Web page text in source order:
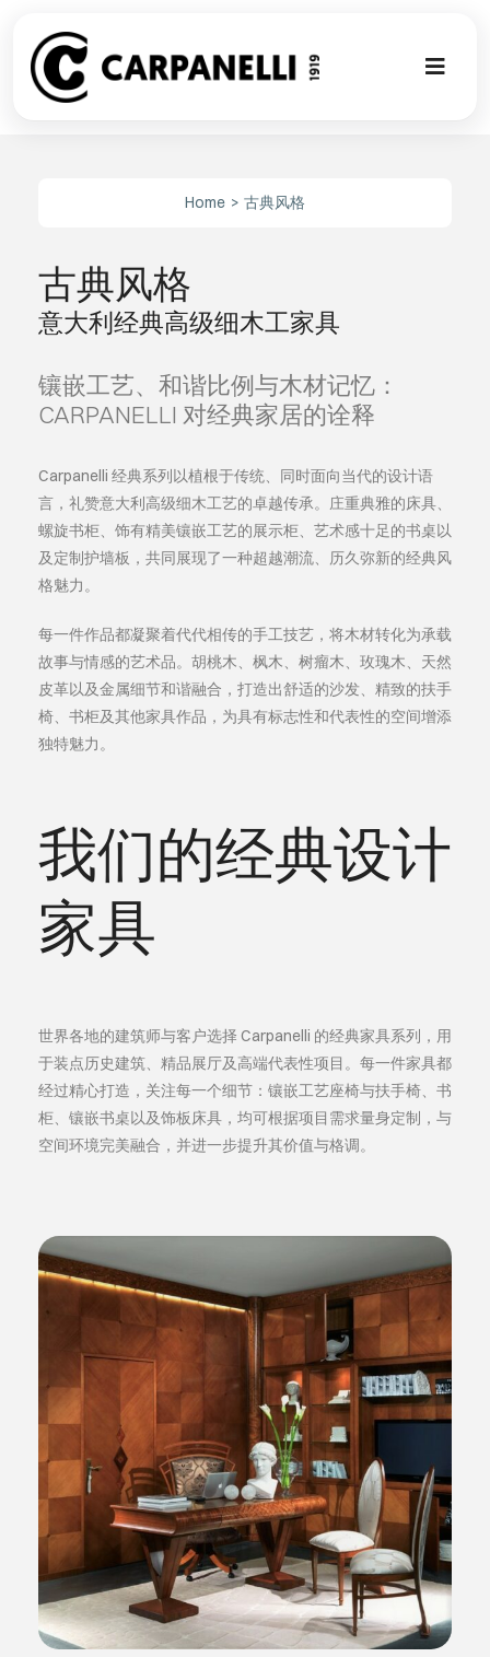
content
Toggle
可以翻译成
定制
关于我们
联系方式
古典风格
Home 古典风格
意大利经典高级细木工家具
镶嵌工艺、和谐比例与木材记忆：
CARPANELLI 对经典家居的诠释
Carpanelli 经典系列以植根于传统、同时面向当代的设计语
言，礼赞意大利高级细木工艺的卓越传承。庄重典雅的床具、
螺旋书柜、饰有精美镶嵌工艺的展示柜、艺术感十足的书桌以
及定制护墙板，共同展现了一种超越潮流、历久弥新的经典风
格魅力。
每一件作品都凝聚着代代相传的手工技艺，将木材转化为承载
故事与情感的艺术品。胡桃木、枫木、树瘤木、玫瑰木、天然
皮革以及金属细节和谐融合，打造出舒适的沙发、精致的扶手
椅、书柜及其他家具作品，为具有标志性和代表性的空间增添
独特魅力。
我们的经典设计
家具
世界各地的建筑师与客户选择 Carpanelli 的经典家具系列，用
于装点历史建筑、精品展厅及高端代表性项目。每一件家具都
经过精心打造，关注每一个细节：镶嵌工艺座椅与扶手椅、书
柜、镶嵌书桌以及饰板床具，均可根据项目需求量身定制，与
空间环境完美融合，并进一步提升其价值与格调。